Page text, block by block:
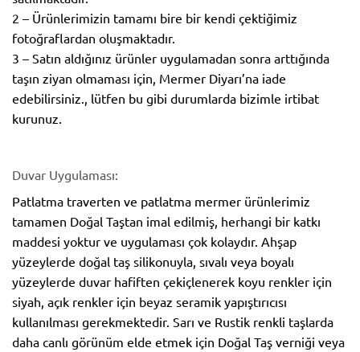
2 – Ürünlerimizin tamamı bire bir kendi çektiğimiz
fotoğraflardan oluşmaktadır.
3 – Satın aldığınız ürünler uygulamadan sonra arttığında
taşın ziyan olmaması için, Mermer Diyarı’na iade
edebilirsiniz., lütfen bu gibi durumlarda bizimle irtibat
kurunuz.
Duvar Uygulaması:
Patlatma traverten ve patlatma mermer ürünlerimiz
tamamen Doğal Taştan imal edilmiş, herhangi bir katkı
maddesi yoktur ve uygulaması çok kolaydır. Ahşap
yüzeylerde doğal taş silikonuyla, sıvalı veya boyalı
yüzeylerde duvar hafiften çekiçlenerek koyu renkler için
siyah, açık renkler için beyaz seramik yapıştırıcısı
kullanılması gerekmektedir. Sarı ve Rustik renkli taşlarda
daha canlı görünüm elde etmek için Doğal Taş verniği veya